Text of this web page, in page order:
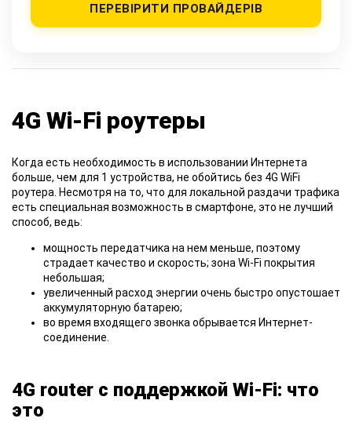
ПЕРЕВІРИТИ ПРОВАЙДЕРІВ
4G Wi-Fi роутеры
Когда есть необходимость в использовании Интернета
больше, чем для 1 устройства, не обойтись без 4G WiFi
роутера. Несмотря на то, что для локальной раздачи трафика
есть специальная возможность в смартфоне, это не лучший
способ, ведь:
мощность передатчика на нем меньше, поэтому
страдает качество и скорость; зона Wi-Fi покрытия
небольшая;
увеличенный расход энергии очень быстро опустошает
аккумуляторную батарею;
во время входящего звонка обрывается Интернет-
соединение.
4G router с поддержкой Wi-Fi: что
это